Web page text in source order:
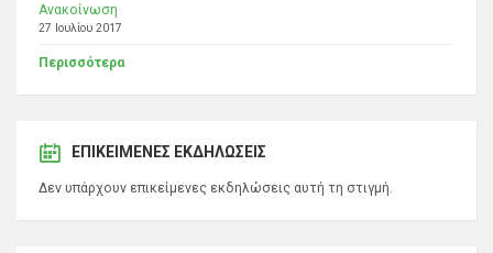
Ανακοίνωση
27 Ιουλίου 2017
Περισσότερα
ΕΠΙΚΕΊΜΕΝΕΣ ΕΚΔΗΛΏΣΕΙΣ
Δεν υπάρχουν επικείμενες εκδηλώσεις αυτή τη στιγμή.